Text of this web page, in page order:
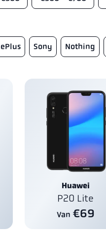
Sony Nothing
Huawei
P20 Lite
Van €69